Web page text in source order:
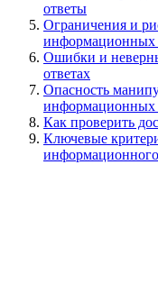
ответы
Ограничения и
информационных
Ошибки и
ответах
Опасность
информационных
Как проверить
Ключевые
информационного